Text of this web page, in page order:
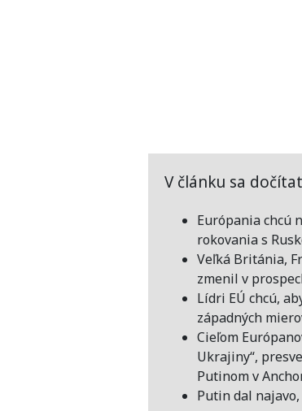
V článku sa
Európania chcú
rokovania s
Veľká Británia,
zmenil v
Lídri EÚ chcú,
západných
Cieľom
Ukrajiny“,
Putinom v
Putin dal